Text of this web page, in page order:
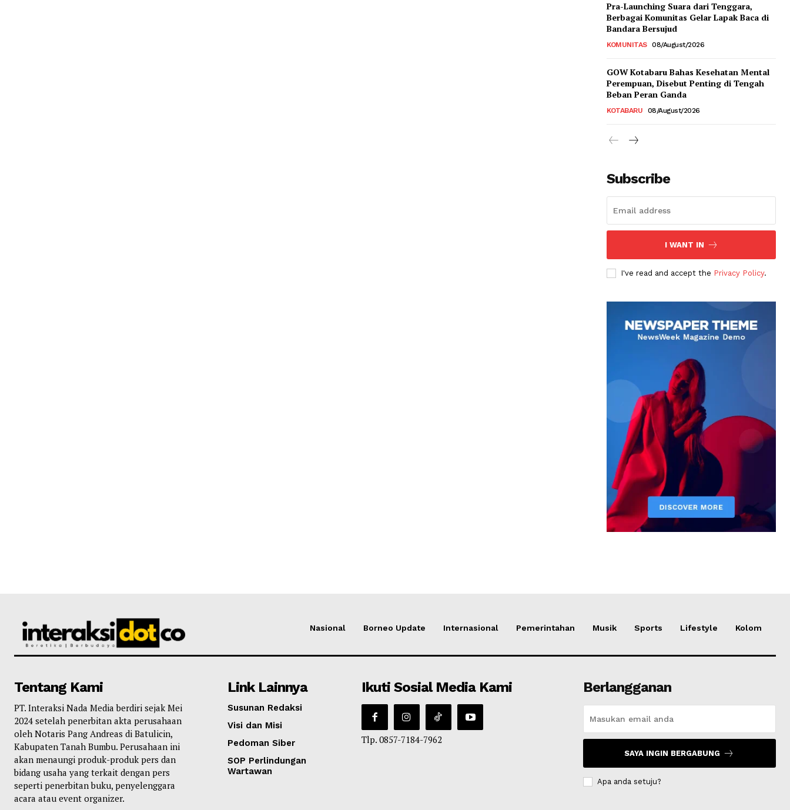
Pra-Launching Suara dari Tenggara,
Berbagai Komunitas Gelar Lapak Baca di
Bandara Bersujud
KOMUNITAS 08/August/2026
GOW Kotabaru Bahas Kesehatan Mental
Perempuan, Disebut Penting di Tengah
Beban Peran Ganda
KOTABARU 08/August/2026
Subscribe
I WANT IN
I've read and accept the Privacy Policy.
Nasional Borneo Update Internasional Pemerintahan Musik Sports Lifestyle Kolom
Tentang Kami
PT. Interaksi Nada Media berdiri sejak Mei
2024 setelah penerbitan akta perusahaan
oleh Notaris Pang Andreas di Batulicin,
Kabupaten Tanah Bumbu. Perusahaan ini
akan menaungi produk-produk pers dan
bidang usaha yang terkait dengan pers
seperti penerbitan buku, penyelenggara
acara atau event organizer.
Link Lainnya
Susunan Redaksi
Visi dan Misi
Pedoman Siber
SOP Perlindungan
Wartawan
Ikuti Sosial Media Kami
Tlp. 0857-7184-7962
Berlangganan
SAYA INGIN BERGABUNG
Apa anda setuju?